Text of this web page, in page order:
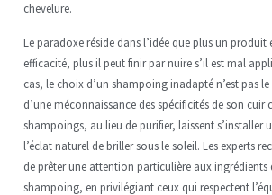
chevelure.
Le paradoxe réside dans l’idée que plus un produit
efficacité, plus il peut finir par nuire s’il est mal
cas, le choix d’un shampoing inadapté n’est pas
d’une méconnaissance des spécificités de son cuir
shampoings, au lieu de purifier, laissent s’installer
l’éclat naturel de briller sous le soleil. Les experts
de prêter une attention particulière aux
shampoing, en privilégiant ceux qui respectent